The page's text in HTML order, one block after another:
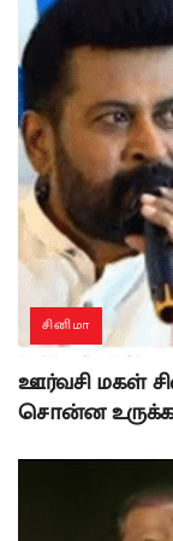
சினிமா
ஊர்வசி மகள்
சொன்ன